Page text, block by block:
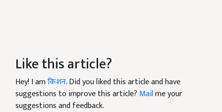
Like this article?
Hey! I amकिशन. Did you liked this article and have
suggestions to improve this article? Mailme your
suggestions and feedback.